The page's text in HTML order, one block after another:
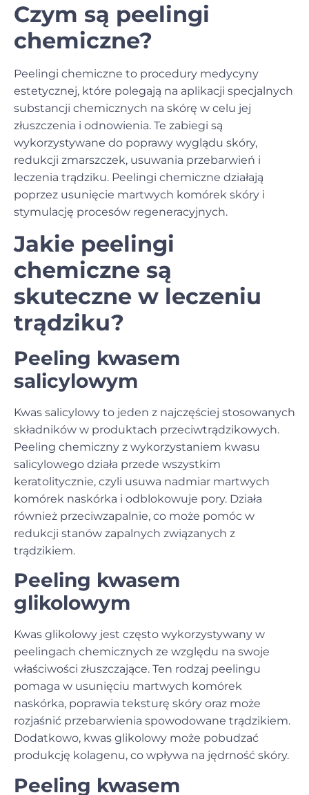
Czym są peelingi
chemiczne?
Peelingi chemiczne to procedury medycyny
estetycznej, które polegają na aplikacji specjalnych
substancji chemicznych na skórę w celu jej
złuszczenia i odnowienia. Te zabiegi są
wykorzystywane do poprawy wyglądu skóry,
redukcji zmarszczek, usuwania przebarwień i
leczenia trądziku. Peelingi chemiczne działają
poprzez usunięcie martwych komórek skóry i
stymulację procesów regeneracyjnych.
Jakie peelingi
chemiczne są
skuteczne w leczeniu
trądziku?
Peeling kwasem
salicylowym
Kwas salicylowy to jeden z najczęściej stosowanych
składników w produktach przeciwtrądzikowych.
Peeling chemiczny z wykorzystaniem kwasu
salicylowego działa przede wszystkim
keratolitycznie, czyli usuwa nadmiar martwych
komórek naskórka i odblokowuje pory. Działa
również przeciwzapalnie, co może pomóc w
redukcji stanów zapalnych związanych z
trądzikiem.
Peeling kwasem
glikolowym
Kwas glikolowy jest często wykorzystywany w
peelingach chemicznych ze względu na swoje
właściwości złuszczające. Ten rodzaj peelingu
pomaga w usunięciu martwych komórek
naskórka, poprawia teksturę skóry oraz może
rozjaśnić przebarwienia spowodowane trądzikiem.
Dodatkowo, kwas glikolowy może pobudzać
produkcję kolagenu, co wpływa na jędrność skóry.
Peeling kwasem